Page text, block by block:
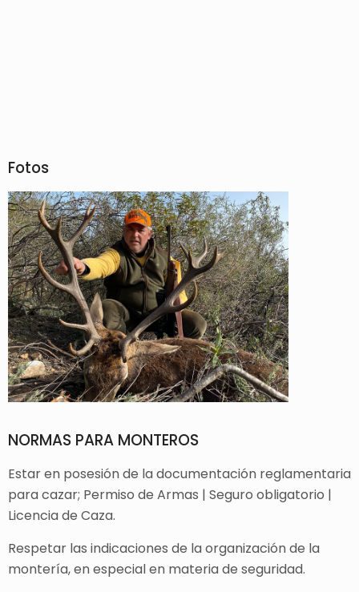
Fotos
NORMAS PARA MONTEROS
Estar en posesión de la documentación reglamentaria
para cazar; Permiso de Armas | Seguro obligatorio |
Licencia de Caza.
Respetar las indicaciones de la organización de la
montería, en especial en materia de seguridad.